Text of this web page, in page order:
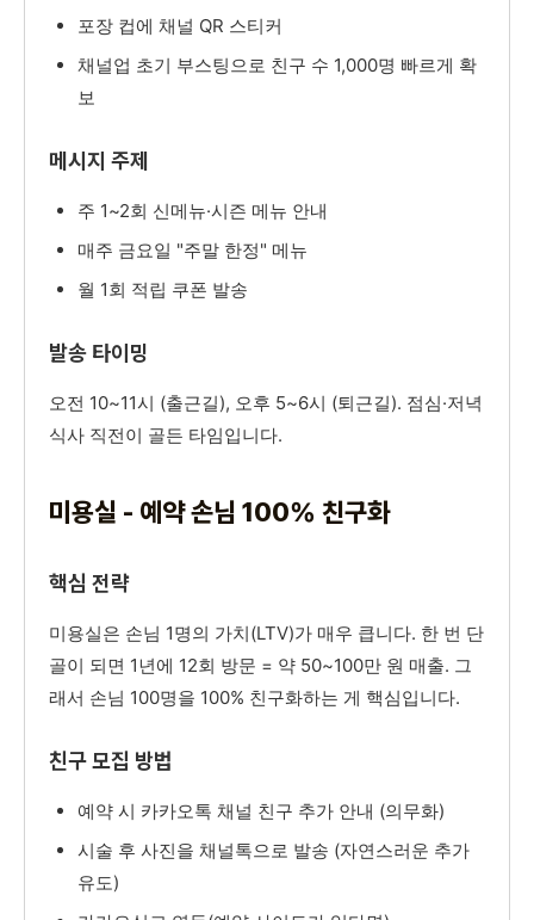
포장 컵에 채널 QR 스티커
채널업 초기 부스팅으로 친구 수 1,000명 빠르게 확
보
메시지 주제
주 1~2회 신메뉴·시즌 메뉴 안내
매주 금요일 "주말 한정" 메뉴
월 1회 적립 쿠폰 발송
발송 타이밍
오전 10~11시 (출근길), 오후 5~6시 (퇴근길). 점심·저녁
식사 직전이 골든 타임입니다.
미용실 - 예약 손님 100% 친구화
핵심 전략
미용실은 손님 1명의 가치(LTV)가 매우 큽니다. 한 번 단
골이 되면 1년에 12회 방문 = 약 50~100만 원 매출. 그
래서 손님 100명을 100% 친구화하는 게 핵심입니다.
친구 모집 방법
예약 시 카카오톡 채널 친구 추가 안내 (의무화)
시술 후 사진을 채널톡으로 발송 (자연스러운 추가
유도)